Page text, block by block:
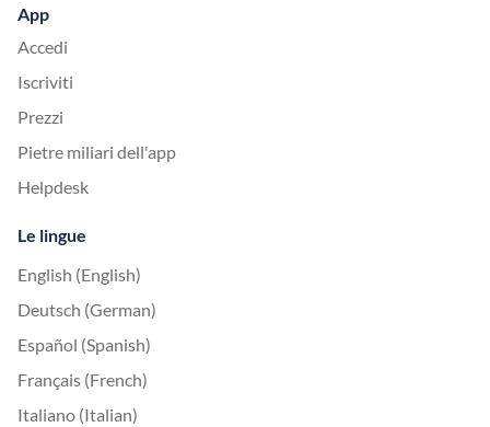
App
Accedi
Iscriviti
Prezzi
Pietre miliari dell'app
Helpdesk
Le lingue
English (English)
Deutsch (German)
Español (Spanish)
Français (French)
Italiano (Italian)